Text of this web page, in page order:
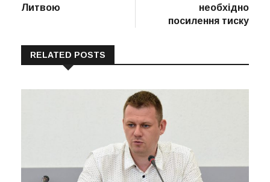
Литвою
необхідно
посилення тиску
RELATED POSTS